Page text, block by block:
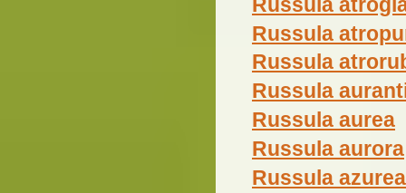
Russula
Russula
Russula
Russula aurea
Russula aurora
Russula azurea